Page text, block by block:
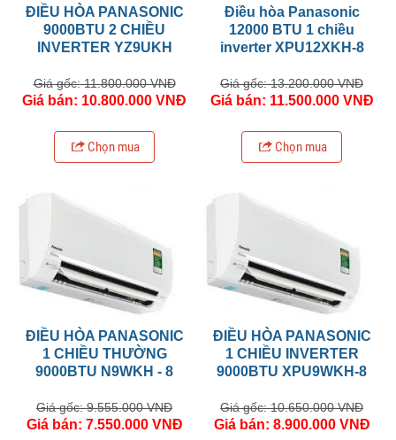
ĐIỀU HÒA PANASONIC
9000BTU 2 CHIỀU
INVERTER YZ9UKH
Giá gốc: 11.800.000 VNĐ
Giá bán: 10.800.000 VNĐ
Chọn mua
Điều hòa Panasonic
12000 BTU 1 chiều
inverter XPU12XKH-8
Giá gốc: 13.200.000 VNĐ
Giá bán: 11.500.000 VNĐ
Chọn mua
ĐIỀU HÒA PANASONIC
1 CHIỀU THƯỜNG
9000BTU N9WKH - 8
Giá gốc: 9.555.000 VNĐ
Giá bán: 7.550.000 VNĐ
ĐIỀU HÒA PANASONIC
1 CHIỀU INVERTER
9000BTU XPU9WKH-8
Giá gốc: 10.650.000 VNĐ
Giá bán: 8.900.000 VNĐ